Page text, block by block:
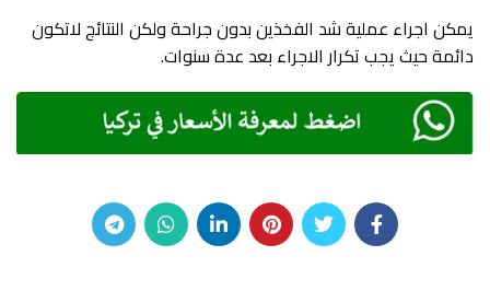
يمكن اجراء عملية شد الفخذين بدون جراحة ولكن النتائج لاتكون
دائمة حيث يجب تكرار الاجراء بعد عدة سنوات.